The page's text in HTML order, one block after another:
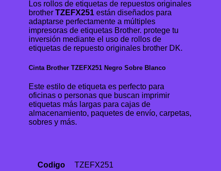
Los rollos de etiquetas de repuestos originales
brother TZEFX251 están diseñados para
adaptarse perfectamente a múltiples
impresoras de etiquetas Brother. protege tu
inversión mediante el uso de rollos de
etiquetas de repuesto originales brother DK.
Cinta Brother TZEFX251 Negro Sobre Blanco
Este estilo de etiqueta es perfecto para
oficinas o personas que buscan imprimir
etiquetas más largas para cajas de
almacenamiento, paquetes de envío, carpetas,
sobres y más.
Codigo TZEFX251